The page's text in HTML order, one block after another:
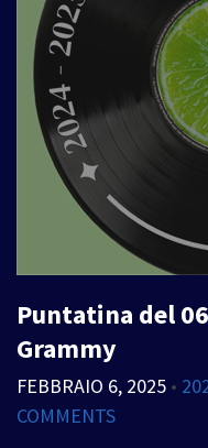
Puntatina del
Grammy
FEBBRAIO 6, 2025 •
COMMENTS